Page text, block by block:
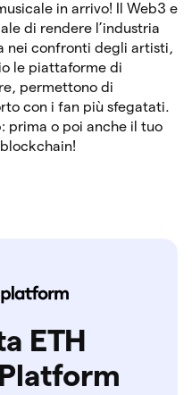
in arrivo! Il Web3 e
di rendere l’industria
nei confronti degli artisti,
le piattaforme di
permettono di
con i fan più sfegatati.
: prima o poi anche il tuo
ETH